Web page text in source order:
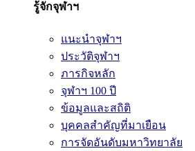
รู้จักจุฬาฯ
แนะนำจุฬาฯ
ประวัติจุฬาฯ
ภารกิจหลัก
จุฬาฯ 100 ปี
ข้อมูลและสถิติ
บุคคลสำคัญที่มาเยือน
การจัดอันดับมหาวิทยาลัย